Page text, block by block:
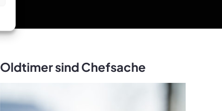
Oldtimer sind Chefsache